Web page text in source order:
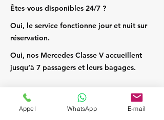
Êtes‑vous disponibles 24/7 ?
Oui, le service fonctionne jour et nuit sur
réservation.
Oui, nos Mercedes Classe V accueillent
jusqu’à 7 passagers et leurs bagages.
Appel WhatsApp E-mail